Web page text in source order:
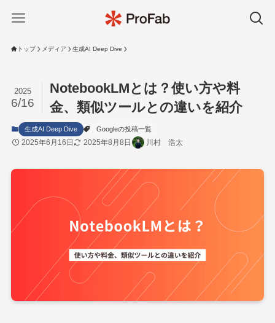
トップ メディア 生成AI Deep Dive
NotebookLMとは？使い方や料
金、類似ツールとの違いを紹介
2025
6/16
生成AI Deep Dive Googleの投稿一覧
2025年6月16日 2025年8月8日 川村 浩太